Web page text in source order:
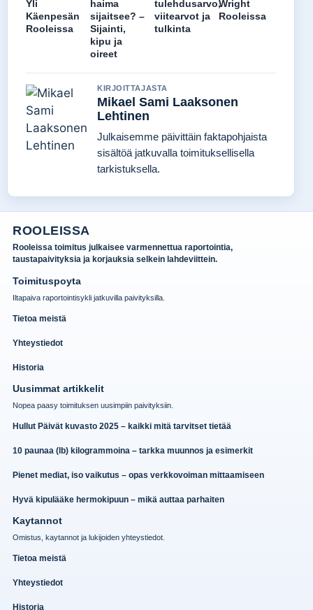
Yli
Käenpesän
Rooleissa
haima
sijaitsee? –
Sijainti,
kipu ja
oireet
tulehdusarvo,
viitearvot ja
tulkinta
Wright
Rooleissa
KIRJOITTAJASTA
Mikael Sami Laaksonen
Lehtinen
Julkaisemme päivittäin faktapohjaista
sisältöä jatkuvalla toimituksellisella
tarkistuksella.
ROOLEISSA
Rooleissa toimitus julkaisee varmennettua raportointia,
taustapaivityksia ja korjauksia selkein lahdeviittein.
Toimituspoyta
Iltapaiva raportointisykli jatkuvilla paivityksilla.
Tietoa meistä
Yhteystiedot
Historia
Uusimmat artikkelit
Nopea paasy toimituksen uusimpiin paivityksiin.
Hullut Päivät kuvasto 2025 – kaikki mitä tarvitset tietää
10 paunaa (lb) kilogrammoina – tarkka muunnos ja esimerkit
Pienet mediat, iso vaikutus – opas verkkovoiman mittaamiseen
Hyvä kipulääke hermokipuun – mikä auttaa parhaiten
Kaytannot
Omistus, kaytannot ja lukijoiden yhteystiedot.
Tietoa meistä
Yhteystiedot
Historia